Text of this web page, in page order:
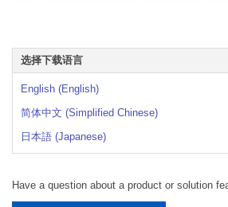
选择下载语言
English (English)
简体中文 (Simplified Chinese)
日本語 (Japanese)
Have a question about a product or solution